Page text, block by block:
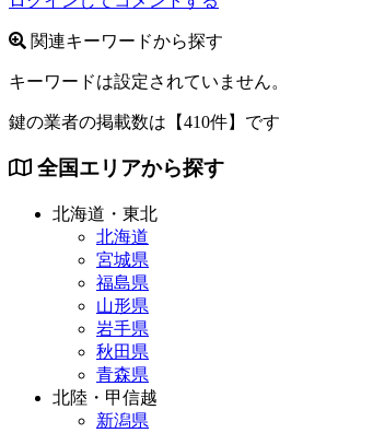
関連キーワードから探す
キーワードは設定されていません。
鍵の業者の掲載数は 【410件】 です
全国エリアから探す
北海道・東北
北海道
宮城県
福島県
山形県
岩手県
秋田県
青森県
北陸・甲信越
新潟県